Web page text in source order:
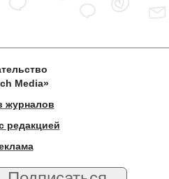
Media»
журналов
редакцией